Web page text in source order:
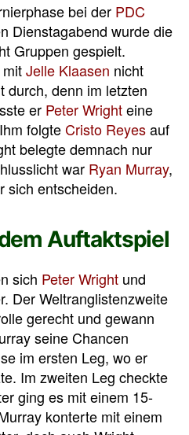
bei der PDC
Dienstagabend wurde die
Gruppen gespielt.
Jelle Klaasen nicht
durch, denn im letzten
er Peter Wrighteine
folgteCristo Reyesauf
belegte demnach nur
war Ryan Murray,
sich entscheiden.
Auftaktspiel
sich Peter Wright und
Der Weltranglistenzweite
gerecht und gewann
seine Chancen
im ersten Leg, wo er
Im zweiten Leg checkte
ging es mit einem 15-
konterte mit einem